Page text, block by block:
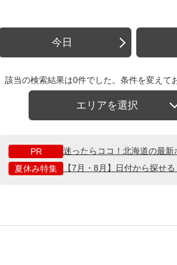
今日
該当の検索結果は0件でした。条件を変えて
エリアを選択
PR
迷ったらココ！北海道の最
夏休み特集
【7月・8月】日付から探せ